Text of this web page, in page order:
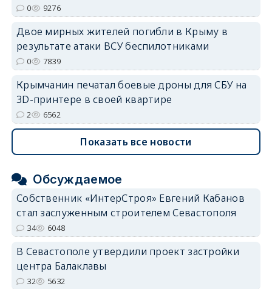
0 9276
Двое мирных жителей погибли в Крыму в
результате атаки ВСУ беспилотниками
0 7839
Крымчанин печатал боевые дроны для СБУ на
3D-принтере в своей квартире
2 6562
Показать все новости
Обсуждаемое
Собственник «ИнтерСтроя» Евгений Кабанов
стал заслуженным строителем Севастополя
34 6048
В Севастополе утвердили проект застройки
центра Балаклавы
32 5632